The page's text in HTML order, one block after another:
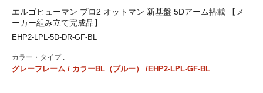
エルゴヒューマン プロ2 オットマン 新基盤 5Dアーム搭載 【メ
ーカー組み立て完成品】
EHP2-LPL-5D-DR-GF-BL
カラー・タイプ :
グレーフレーム / カラーBL（ブルー） /EHP2-LPL-GF-BL